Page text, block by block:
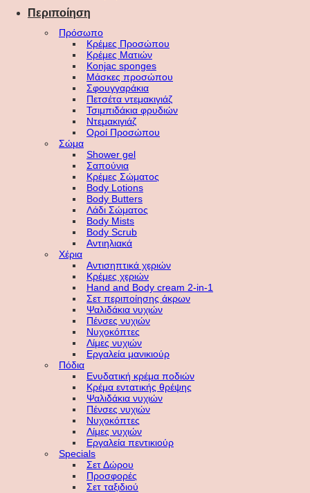
Περιποίηση
Πρόσωπο
Κρέμες Προσώπου
Κρέμες Ματιών
Konjac sponges
Μάσκες προσώπου
Σφουγγαράκια
Πετσέτα ντεμακιγιάζ
Τσιμπιδάκια φρυδιών
Ντεμακιγιάζ
Οροί Προσώπου
Σώμα
Shower gel
Σαπούνια
Κρέμες Σώματος
Body Lotions
Body Butters
Λάδι Σώματος
Body Mists
Body Scrub
Αντιηλιακά
Χέρια
Αντισηπτικά χεριών
Κρέμες χεριών
Hand and Body cream 2-in-1
Σετ περιποίησης άκρων
Ψαλιδάκια νυχιών
Πένσες νυχιών
Νυχοκόπτες
Λίμες νυχιών
Εργαλεία μανικιούρ
Πόδια
Ενυδατική κρέμα ποδιών
Κρέμα εντατικής θρέψης
Ψαλιδάκια νυχιών
Πένσες νυχιών
Νυχοκόπτες
Λίμες νυχιών
Εργαλεία πεντικιούρ
Specials
Σετ Δώρου
Προσφορές
Σετ ταξιδιού